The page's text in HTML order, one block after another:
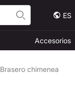
ES
Accesorios
chimenea